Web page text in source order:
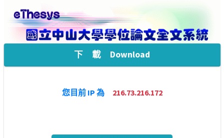
下 載 Download
您目前 IP 為 216.73.216.172